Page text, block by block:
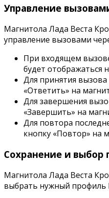
Управление
Магнитола Лада Веста
управление вызовами
При входящем
будет отображаться
Для принятия
«Ответить» на
Для завершения
«Завершить» на
Для повтора
кнопку «Повтор» на
Сохранение и
Магнитола Лада Веста
выбрать нужный профиль